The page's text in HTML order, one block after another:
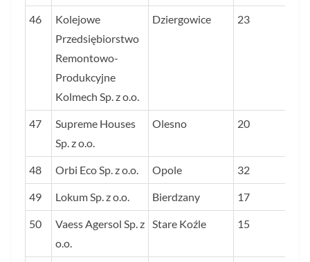
46
Kolejowe
Przedsiębiorstwo
Remontowo-
Produkcyjne
Kolmech Sp. z o.o.
Dziergowice 23
47
Supreme Houses
Sp. z o.o.
Olesno 20
48 Orbi Eco Sp. z o.o. Opole 32
49 Lokum Sp. z o.o. Bierdzany 17
50
Vaess Agersol Sp. z
o.o.
Stare Koźle 15